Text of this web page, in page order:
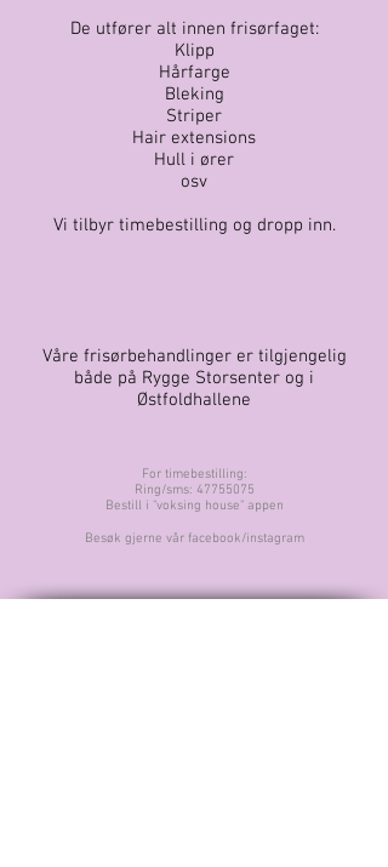
De utfører alt innen frisørfaget:
Klipp
Hårfarge
Bleking
Striper
Hair extensions
Hull i ører
osv
Vi tilbyr timebestilling og dropp inn.
Våre frisørbehandlinger er tilgjengelig
både på Rygge Storsenter og i
Østfoldhallene
For timebestilling:
Ring/sms: 47755075
Bestill i "voksing house" appen
Besøk gjerne vår facebook/instagram